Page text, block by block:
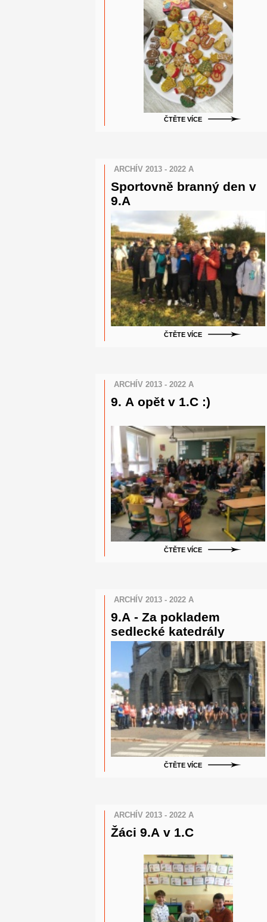
ČTĚTE VÍCE
ARCHÍV 2013 - 2022 A
Sportovně branný den v
9.A
ČTĚTE VÍCE
ARCHÍV 2013 - 2022 A
9. A opět v 1.C :)
ČTĚTE VÍCE
ARCHÍV 2013 - 2022 A
9.A - Za pokladem
sedlecké katedrály
ČTĚTE VÍCE
ARCHÍV 2013 - 2022 A
Žáci 9.A v 1.C